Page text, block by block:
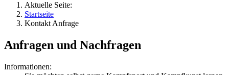
Aktuelle Seite:
Startseite
Kontakt Anfrage
Anfragen und Nachfragen
Informationen: